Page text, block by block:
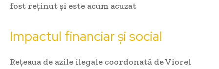
fost reținut și este acum acuzat
Impactul financiar și social
Rețeaua de azile ilegale coordonată de Viorel